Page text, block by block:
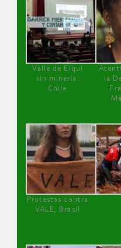
Valle de Elqui
sin minería.
Chile
la
Protestas contra
VALE, Brasil